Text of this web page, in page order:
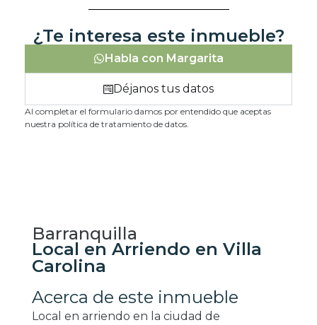
¿Te interesa este inmueble?
Habla con Margarita
Déjanos tus datos
Al completar el formulario damos por entendido que aceptas
nuestra política de tratamiento de datos.
Barranquilla
Local en Arriendo en Villa
Carolina
Acerca de este inmueble
Local en arriendo en la ciudad de